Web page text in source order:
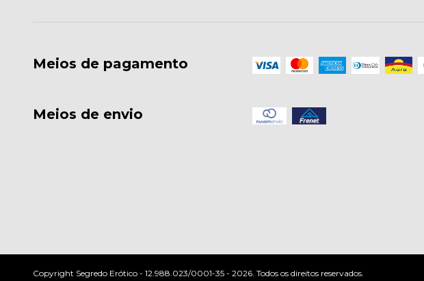
Meios de pagamento
Meios de envio
Copyright Segredo Erótico - 12.988.023/0001-35 - 2026. Todos os direitos reservados.